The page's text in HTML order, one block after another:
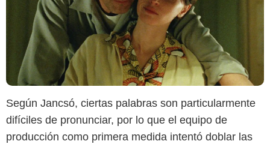
Según Jancsó, ciertas palabras son particularmente
difíciles de pronunciar, por lo que el equipo de
producción como primera medida intentó doblar las